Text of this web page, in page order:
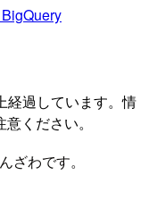
経過しています。情
ください。
ざわです。